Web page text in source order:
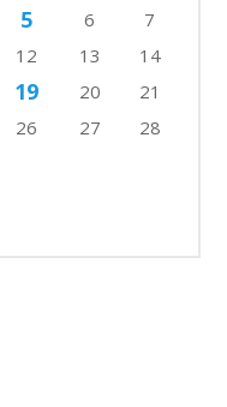
5 6
7
12 13
14
19 20 21
26 27
28